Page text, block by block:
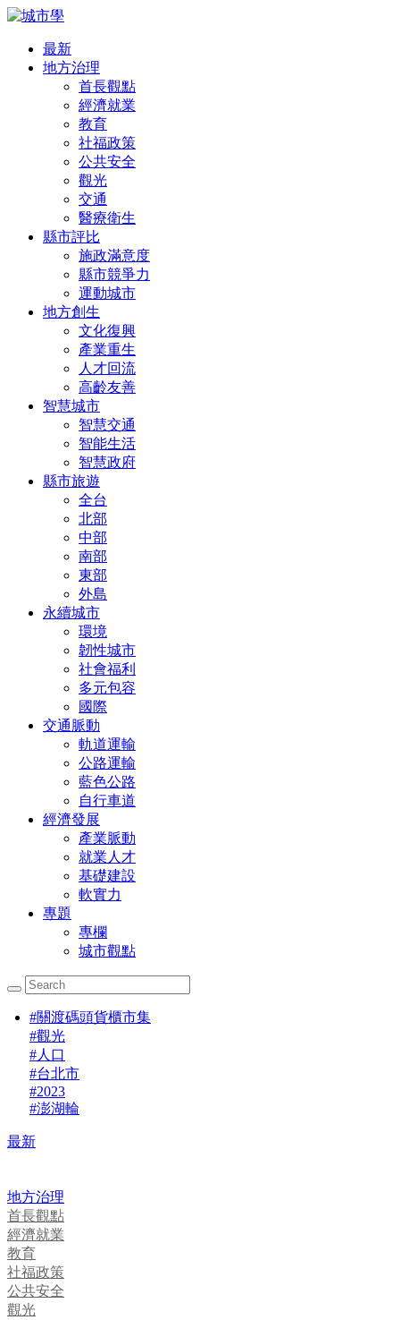
最新
地方治理
首長觀點
經濟就業
教育
社福政策
公共安全
觀光
交通
醫療衛生
縣市評比
施政滿意度
縣市競爭力
運動城市
地方創生
文化復興
產業重生
人才回流
高齡友善
智慧城市
智慧交通
智能生活
智慧政府
縣市旅遊
全台
北部
中部
南部
東部
外島
永續城市
環境
韌性城市
社會福利
多元包容
國際
交通脈動
軌道運輸
公路運輸
藍色公路
自行車道
經濟發展
產業脈動
就業人才
基礎建設
軟實力
專題
專欄
城市觀點
#關渡碼頭貨櫃市集
#觀光
#人口
#台北市
#2023
#澎湖輪
最新
地方治理
首長觀點
經濟就業
教育
社福政策
公共安全
觀光